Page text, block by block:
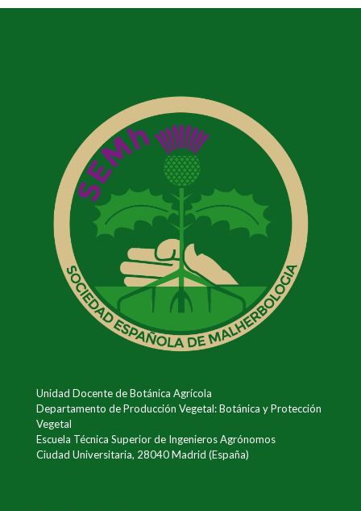
Unidad Docente de Botánica Agrícola
Departamento de Producción Vegetal: Botánica y Protección
Vegetal
Escuela Técnica Superior de Ingenieros Agrónomos
Ciudad Universitaria, 28040 Madrid (España)